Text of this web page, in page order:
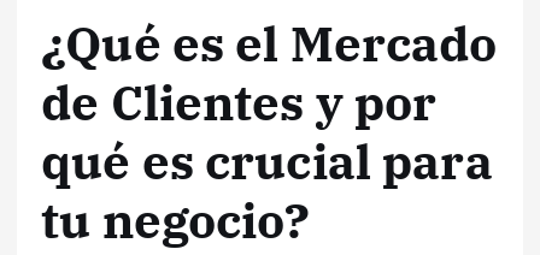
¿Qué es el Mercado
de Clientes y por
qué es crucial para
tu negocio?